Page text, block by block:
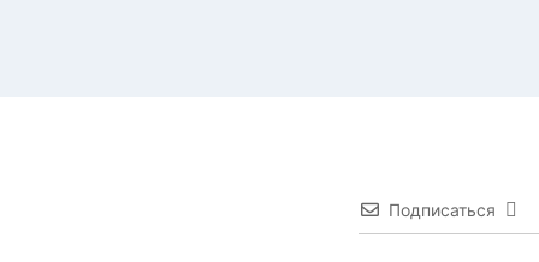
Подписаться